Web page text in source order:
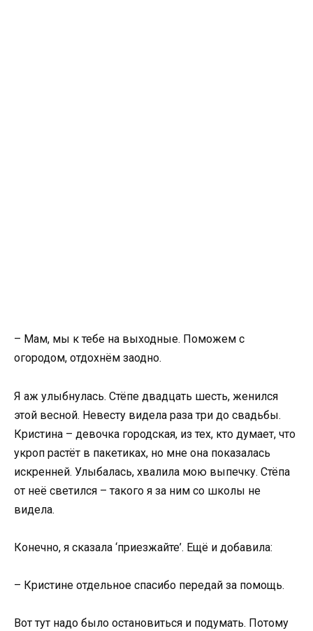
– Мам, мы к тебе на выходные. Поможем с
огородом, отдохнём заодно.
Я аж улыбнулась. Стёпе двадцать шесть, женился
этой весной. Невесту видела раза три до свадьбы.
Кристина – девочка городская, из тех, кто думает, что
укроп растёт в пакетиках, но мне она показалась
искренней. Улыбалась, хвалила мою выпечку. Стёпа
от неё светился – такого я за ним со школы не
видела.
Конечно, я сказала ‘приезжайте’. Ещё и добавила:
– Кристине отдельное спасибо передай за помощь.
Вот тут надо было остановиться и подумать. Потому